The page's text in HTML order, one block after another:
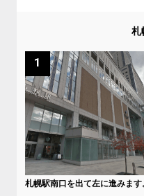
札
1
札幌駅南口を出て左に進みます